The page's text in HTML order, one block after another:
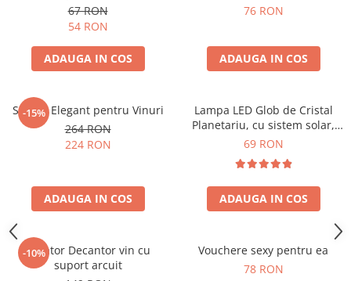
67 RON
54 RON
ADAUGA IN COS
76 RON
ADAUGA IN COS
-15%
Suport Elegant pentru Vinuri
264 RON
224 RON
ADAUGA IN COS
Lampa LED Glob de Cristal
Planetariu, cu sistem solar,
cadou captivant
69 RON
ADAUGA IN COS
-10%
Aerator Decantor vin cu
suport arcuit
Vouchere sexy pentru ea
78 RON